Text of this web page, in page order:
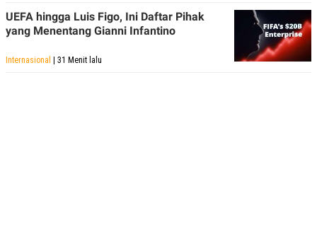
UEFA hingga Luis Figo, Ini Daftar Pihak
yang Menentang Gianni Infantino
Internasional | 31 Menit lalu